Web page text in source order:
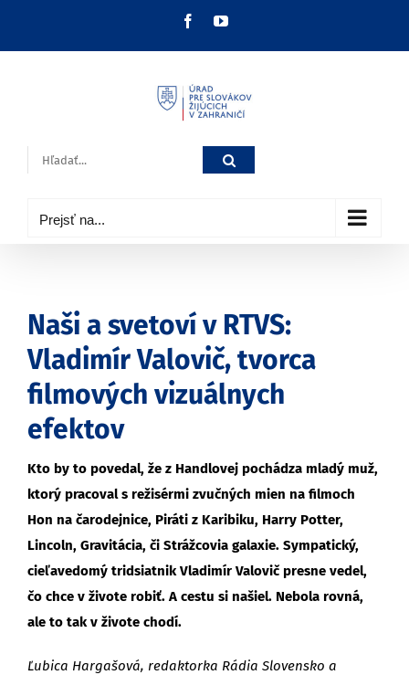
FacebookYouTube
Hľadať:
Prejsť na...
Naši a svetoví v RTVS:
Vladimír Valovič, tvorca
filmových vizuálnych
efektov
Kto by to povedal, že z Handlovej pochádza mladý muž,
ktorý pracoval s režisérmi zvučných mien na filmoch
Hon na čarodejnice, Piráti z Karibiku, Harry Potter,
Lincoln, Gravitácia, či Strážcovia galaxie. Sympatický,
cieľavedomý tridsiatnik Vladimír Valovič presne vedel,
čo chce v živote robiť. A cestu si našiel. Nebola rovná,
ale to tak v živote chodí.
Ľubica Hargašová, redaktorka Rádia Slovensko a